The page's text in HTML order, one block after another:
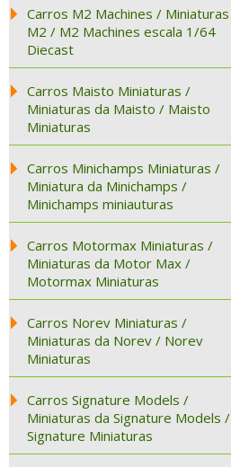
Carros M2 Machines / Miniaturas
M2 / M2 Machines escala 1/64
Diecast
Carros Maisto Miniaturas /
Miniaturas da Maisto / Maisto
Miniaturas
Carros Minichamps Miniaturas /
Miniatura da Minichamps /
Minichamps miniauturas
Carros Motormax Miniaturas /
Miniaturas da Motor Max /
Motormax Miniaturas
Carros Norev Miniaturas /
Miniaturas da Norev / Norev
Miniaturas
Carros Signature Models /
Miniaturas da Signature Models /
Signature Miniaturas